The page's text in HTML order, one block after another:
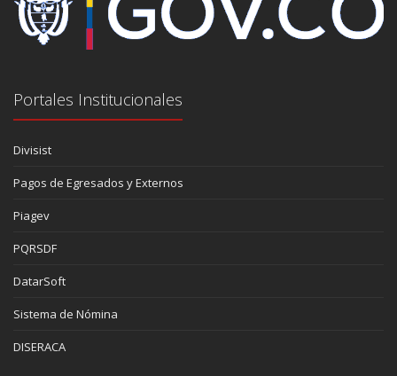
Portales Institucionales
Divisist
Pagos de Egresados y Externos
Piagev
PQRSDF
DatarSoft
Sistema de Nómina
DISERACA